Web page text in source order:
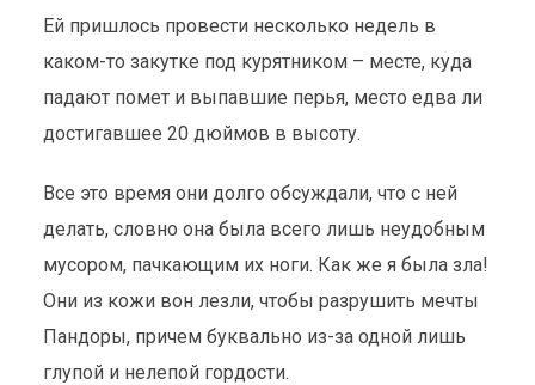
Ей пришлось провести несколько недель в
каком-то закутке под курятником – месте, куда
падают помет и выпавшие перья, место едва ли
достигавшее 20 дюймов в высоту.
Все это время они долго обсуждали, что с ней
делать, словно она была всего лишь неудобным
мусором, пачкающим их ноги. Как же я была зла!
Они из кожи вон лезли, чтобы разрушить мечты
Пандоры, причем буквально из-за одной лишь
глупой и нелепой гордости.